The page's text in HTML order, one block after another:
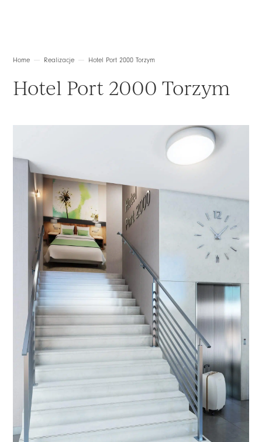
Home Realizacje Hotel Port 2000 Torzym
Hotel Port 2000 Torzym